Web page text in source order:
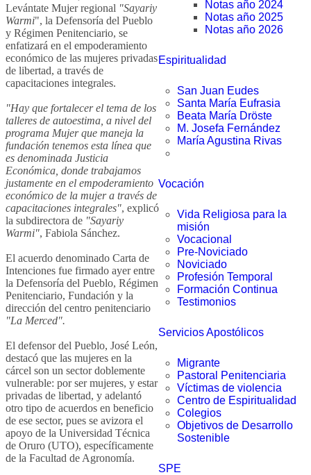
Notas año 2024
Notas año 2025
Notas año 2026
Espiritualidad
San Juan Eudes
Santa María Eufrasia
Beata María Dröste
M. Josefa Fernández
María Agustina Rivas
Vocación
Vida Religiosa para la
misión
Vocacional
Pre-Noviciado
Noviciado
Profesión Temporal
Formación Continua
Testimonios
Servicios Apostólicos
Migrante
Pastoral Penitenciaria
Víctimas de violencia
Centro de Espiritualidad
Colegios
Objetivos de Desarrollo
Sostenible
SPE
Levántate Mujer regional "Sayariy
Warmi", la Defensoría del Pueblo
y Régimen Penitenciario, se
enfatizará en el empoderamiento
económico de las mujeres privadas
de libertad, a través de
capacitaciones integrales.
"Hay que fortalecer el tema de los
talleres de autoestima, a nivel del
programa Mujer que maneja la
fundación tenemos esta línea que
es denominada Justicia
Económica, donde trabajamos
justamente en el empoderamiento
económico de la mujer a través de
capacitaciones integrales", explicó
la subdirectora de "Sayariy
Warmi", Fabiola Sánchez.
El acuerdo denominado Carta de
Intenciones fue firmado ayer entre
la Defensoría del Pueblo, Régimen
Penitenciario, Fundación y la
dirección del centro penitenciario
"La Merced".
El defensor del Pueblo, José León,
destacó que las mujeres en la
cárcel son un sector doblemente
vulnerable: por ser mujeres, y estar
privadas de libertad, y adelantó
otro tipo de acuerdos en beneficio
de ese sector, pues se avizora el
apoyo de la Universidad Técnica
de Oruro (UTO), específicamente
de la Facultad de Agronomía.